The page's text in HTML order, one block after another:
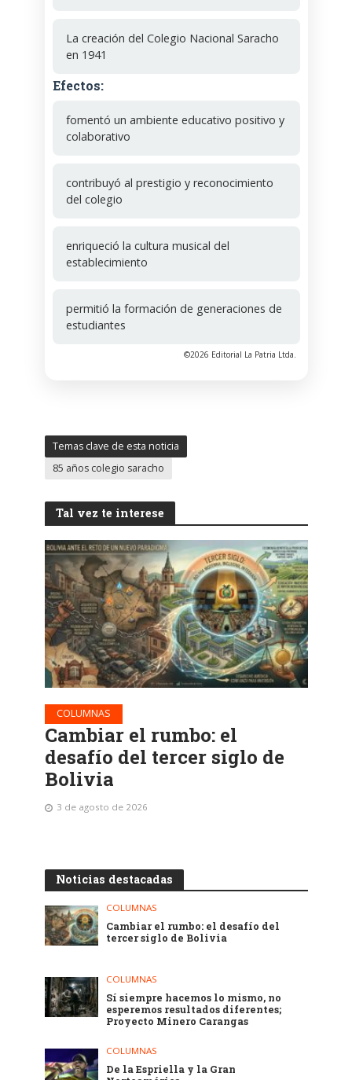
La creación del Colegio Nacional Saracho
en 1941
Efectos:
fomentó un ambiente educativo positivo y
colaborativo
contribuyó al prestigio y reconocimiento
del colegio
enriqueció la cultura musical del
establecimiento
permitió la formación de generaciones de
estudiantes
©2026 Editorial La Patria Ltda.
Temas clave de esta noticia
85 años colegio saracho
Tal vez te interese
COLUMNAS
Cambiar el rumbo: el
desafío del tercer siglo de
Bolivia
3 de agosto de 2026
Noticias destacadas
COLUMNAS
Cambiar el rumbo: el desafío del
tercer siglo de Bolivia
COLUMNAS
Sí siempre hacemos lo mismo, no
esperemos resultados diferentes;
Proyecto Minero Carangas
COLUMNAS
De la Espriella y la Gran